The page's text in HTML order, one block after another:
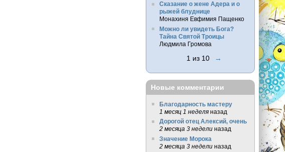
Сказание о жене Адера и о
рыжей блуднице
Монахиня Евфимия Пащенко
Можно ли увидеть Бога?
Тайна Святой Троицы
Людмила Громова
1 из 10 →
Новые комментарии
Благодарность мастеру
1 месяц 1 неделяназад
Дорогой отец Алексий, очень
2 месяца 3 неделиназад
Значение Морока
2 месяца 3 неделиназад